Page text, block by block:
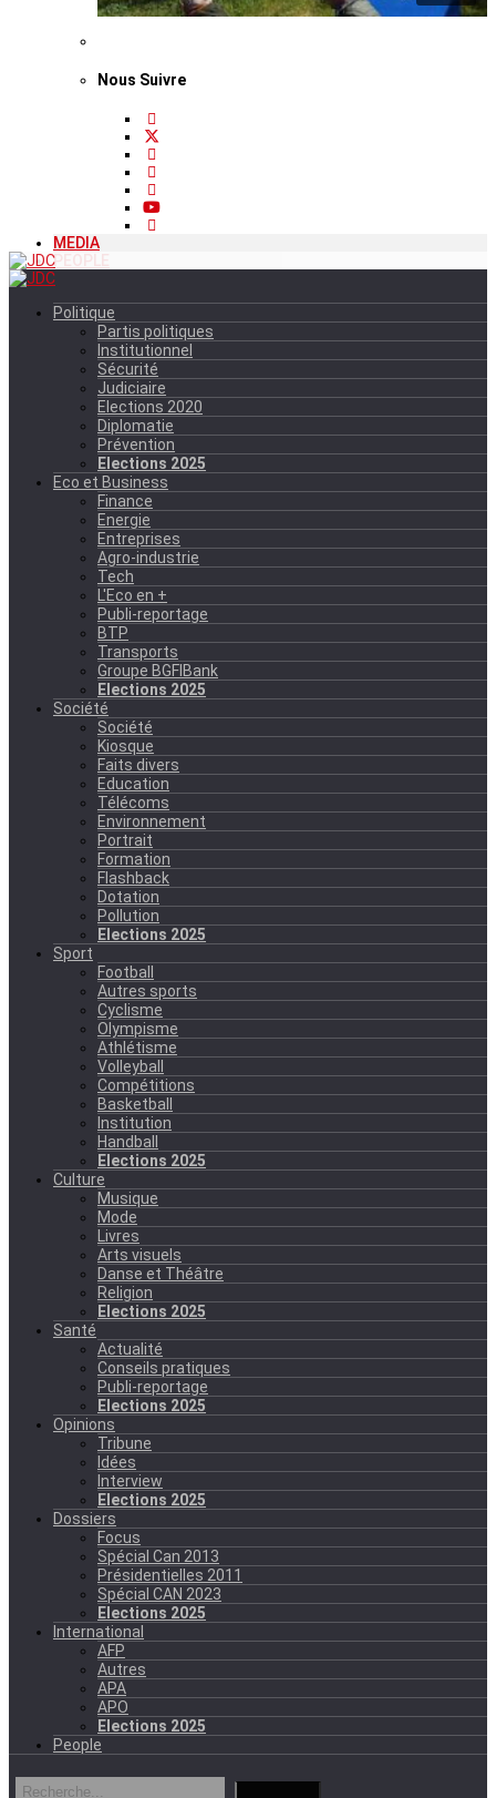
Nous Suivre
MEDIA
PEOPLE
Politique
Partis politiques
Institutionnel
Sécurité
Judiciaire
Elections 2020
Diplomatie
Prévention
Elections 2025
Eco et Business
Finance
Energie
Entreprises
Agro-industrie
Tech
L'Eco en +
Publi-reportage
BTP
Transports
Groupe BGFIBank
Elections 2025
Société
Société
Kiosque
Faits divers
Education
Télécoms
Environnement
Portrait
Formation
Flashback
Dotation
Pollution
Elections 2025
Sport
Football
Autres sports
Cyclisme
Olympisme
Athlétisme
Volleyball
Compétitions
Basketball
Institution
Handball
Elections 2025
Culture
Musique
Mode
Livres
Arts visuels
Danse et Théâtre
Religion
Elections 2025
Santé
Actualité
Conseils pratiques
Publi-reportage
Elections 2025
Opinions
Tribune
Idées
Interview
Elections 2025
Dossiers
Focus
Spécial Can 2013
Présidentielles 2011
Spécial CAN 2023
Elections 2025
International
AFP
Autres
APA
APO
Elections 2025
People